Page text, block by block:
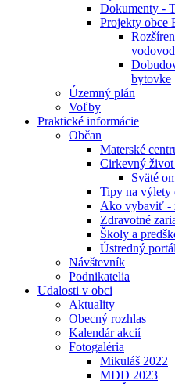
Dokumenty -
Projekty obce
bytovke
Územný plán
Voľby
Praktické informácie
Občan
Materské
Cirkevný
Sväté
Tipy na výlety
Ako vybaviť -
Zdravotné
Školy a
Ústredný
Návštevník
Podnikatelia
Udalosti v obci
Aktuality
Obecný rozhlas
Kalendár akcií
Fotogaléria
Mikuláš 2022
MDD 2023